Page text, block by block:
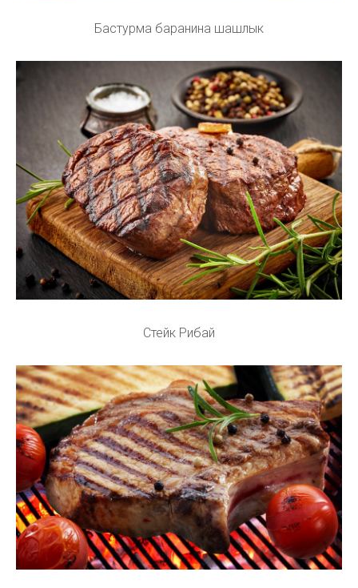
Бастурма баранина шашлык
Стейк Рибай